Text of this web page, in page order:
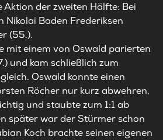
der zweiten Hälfte: Bei
Nikolai Baden Frederiksen
(55.).
mit einem von Oswald parierten
und kam schließlich zum
Oswald konnte einen
Röcher nur kurz abwehren,
und staubte zum 1:1 ab
später war der Stürmer schon
Koch brachte seinen eigenen